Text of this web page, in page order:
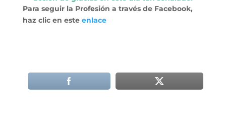
Para seguir la Profesión a través de Facebook,
haz clic en este enlace